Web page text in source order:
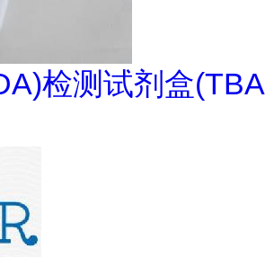
检测试剂盒(TBA